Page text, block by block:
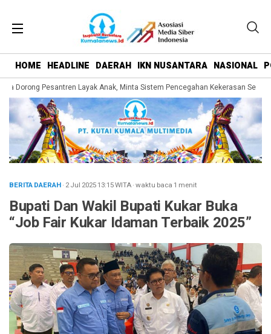
HOME HEADLINE DAERAH IKN NUSANTARA NASIONAL
Dorong Pesantren Layak Anak, Minta Sistem Pencegahan Kekerasan Seksual
BERITA DAERAH· 2 Jul 202513:15WITA·waktu baca 1 menit
Bupati Dan Wakil Bupati Kukar Buka
“Job Fair Kukar Idaman Terbaik 2025”